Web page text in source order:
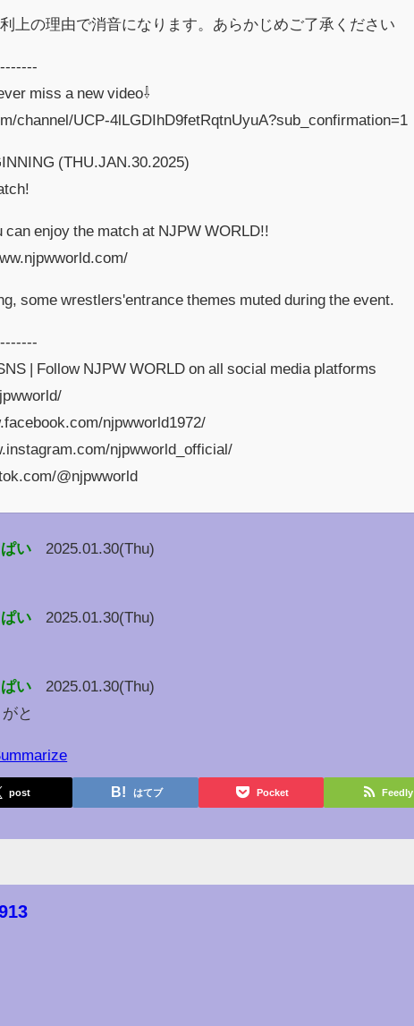
上の理由で消音になります。あらかじめご了承ください
miss a new video⇩
channel/UCP-4lLGDIhD9fetRqtnUyuA?sub_confirmation=1
(THU.JAN.30.2025)
can enjoy the match at NJPW WORLD!!
some wrestlers'entrance themes muted during the event.
| Follow NJPW WORLD on all social media platforms
njpwworld1972/
njpwworld_official/
@njpwworld
い
2025.01.30(Thu)
い
2025.01.30(Thu)
い
2025.01.30(Thu)
と
post はてブ Pocket Feedly